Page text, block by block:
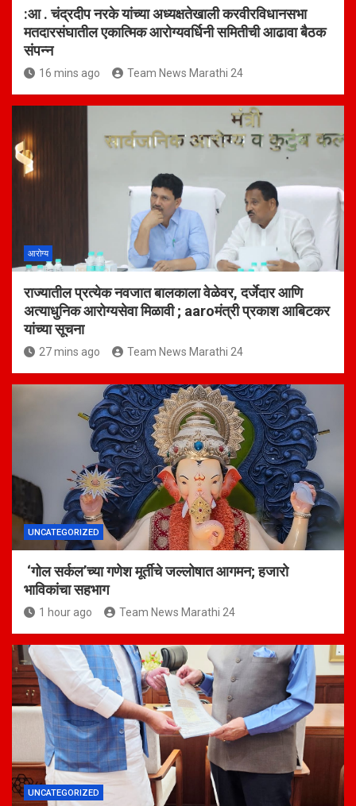
:आ . चंद्रदीप नरके यांच्या अध्यक्षतेखाली करवीरविधानसभा
मतदारसंघातील एकात्मिक आरोग्यवर्धिनी समितीची आढावा बैठक
संपन्न
16 mins ago Team News Marathi 24
आरोग्य
राज्यातील प्रत्येक नवजात बालकाला वेळेवर, दर्जेदार आणि
अत्याधुनिक आरोग्यसेवा मिळावी ; aaroमंत्री प्रकाश आबिटकर
यांच्या सूचना
27 mins ago Team News Marathi 24
UNCATEGORIZED
‘गोल सर्कल’च्या गणेश मूर्तीचे जल्लोषात आगमन; हजारो
भाविकांचा सहभाग
1 hour ago Team News Marathi 24
UNCATEGORIZED